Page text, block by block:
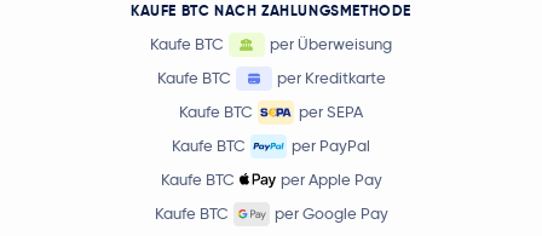
KAUFE BTC NACH ZAHLUNGSMETHODE
Kaufe BTC
per Überweisung
Kaufe BTC
per Kreditkarte
Kaufe BTC
per SEPA
Kaufe BTC
per PayPal
Kaufe BTC
per Apple Pay
Kaufe BTC
per Google Pay